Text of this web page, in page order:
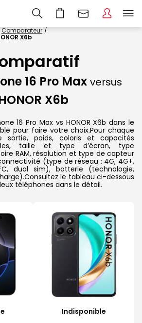
Comparateur
X6b
16 Pro Max versus
X6b
16 Pro Max vs HONOR X6b dans le
pour faire votre choix.Pour chaque
poids, coloris et capacités
taille et type d’écran, type
RAM, résolution et type de capteur
(type de réseau : 4G, 4G+,
dual sim), batterie (technologie,
le tableau ci-dessous
téléphones dans le détail.
Indisponible